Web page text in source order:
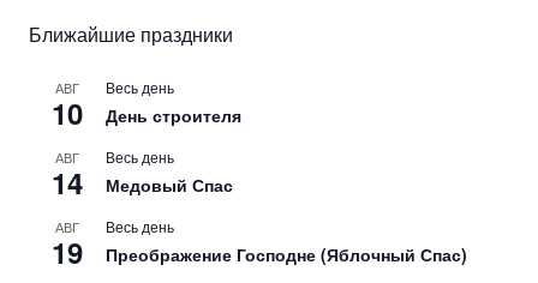
Ближайшие праздники
АВГ
10
Весь день
День строителя
АВГ
14
Весь день
Медовый Спас
АВГ
19
Весь день
Преображение Господне (Яблочный Спас)